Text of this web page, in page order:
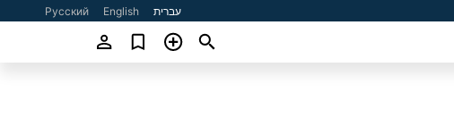
עברית English
Русский